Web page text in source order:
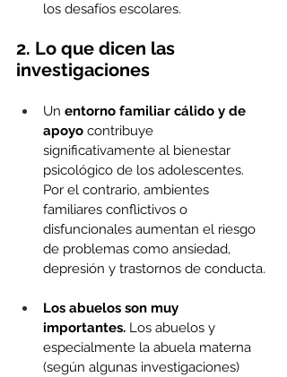
los desafíos escolares.
2. Lo que dicen las
investigaciones
Un entorno familiar cálido y de
apoyo contribuye
significativamente al bienestar
psicológico de los adolescentes.
Por el contrario, ambientes
familiares conflictivos o
disfuncionales aumentan el riesgo
de problemas como ansiedad,
depresión y trastornos de conducta.
Los abuelos son muy
importantes. Los abuelos y
especialmente la abuela materna
(según algunas investigaciones)